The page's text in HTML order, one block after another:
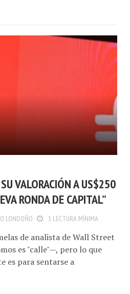
VALORACIÓN A US$250
RONDA DE CAPITAL”
LONDOÑO 3 LECTURA MÍNIMA
de analista de Wall Street
es "calle"—, pero lo que
es para sentarse a